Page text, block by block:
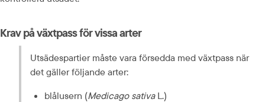
Krav på växtpass för vissa arter
Utsädespartier måste vara försedda med växtpass när
det gäller följande arter:
blålusern (Medicago sativa L.)